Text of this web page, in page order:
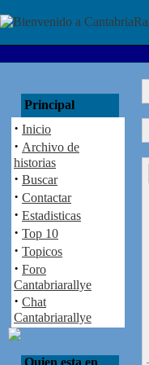
Principal
· Inicio
· Archivo de
historias
· Buscar
· Contactar
· Estadisticas
· Top 10
· Topicos
· Foro
Cantabriarallye
· Chat
Cantabriarallye
Quien esta en